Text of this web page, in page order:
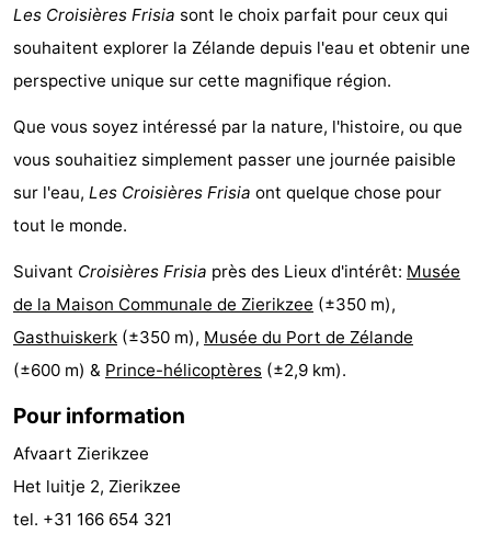
Hof
van
Haamstede
Hôtels
Last
minutes
Plages
Voir
et
faire
Lieux
d'intérêt
-
Musées
-
Monuments
-
Églises
-
Moulins
-
Points
Attractions
Les Croisières Frisia sont le choix parfait pour ceux qui
souhaitent explorer la Zélande depuis l'eau et obtenir une
perspective unique sur cette magnifique région.
Que vous soyez intéressé par la nature, l'histoire, ou que
vous souhaitiez simplement passer une journée paisible
sur l'eau, Les Croisières Frisia ont quelque chose pour
tout le monde.
Suivant Croisières Frisia près des Lieux d'intérêt: Musée
de la Maison Communale de Zierikzee (±350 m),
Gasthuiskerk (±350 m), Musée du Port de Zélande
(±600 m) & Prince-hélicoptères (±2,9 km).
Pour information
Afvaart Zierikzee
Het luitje 2, Zierikzee
tel. +31 166 654 321